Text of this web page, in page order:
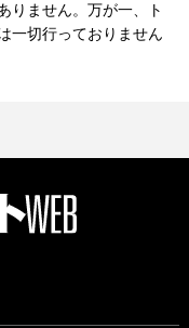
りません。万が一、ト
一切行っておりません